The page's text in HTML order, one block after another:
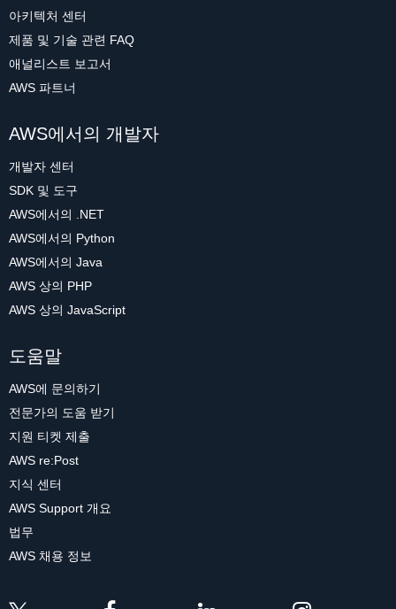
아키텍처 센터
제품 및 기술 관련 FAQ
애널리스트 보고서
AWS 파트너
AWS에서의 개발자
개발자 센터
SDK 및 도구
AWS에서의 .NET
AWS에서의 Python
AWS에서의 Java
AWS 상의 PHP
AWS 상의 JavaScript
도움말
AWS에 문의하기
전문가의 도움 받기
지원 티켓 제출
AWS re:Post
지식 센터
AWS Support 개요
법무
AWS 채용 정보